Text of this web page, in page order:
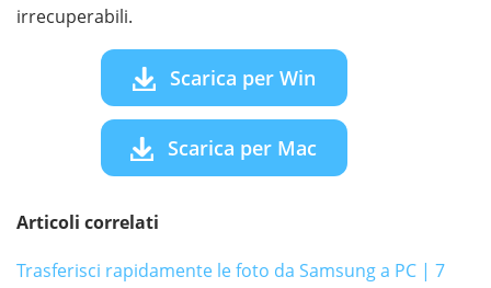
irrecuperabili.
Scarica per Win
Scarica per Mac
Articoli correlati
Trasferisci rapidamente le foto da Samsung a PC | 7